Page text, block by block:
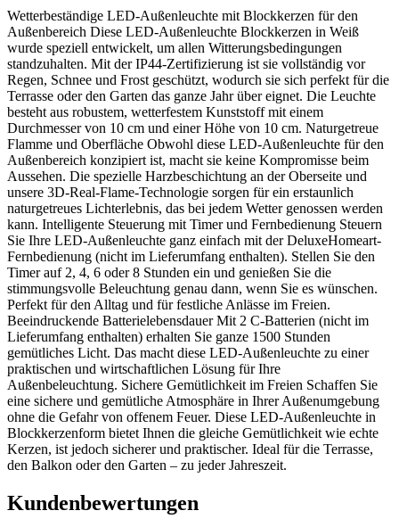
Wetterbeständige LED-Außenleuchte mit Blockkerzen für den
Außenbereich Diese LED-Außenleuchte Blockkerzen in Weiß
wurde speziell entwickelt, um allen Witterungsbedingungen
standzuhalten. Mit der IP44-Zertifizierung ist sie vollständig vor
Regen, Schnee und Frost geschützt, wodurch sie sich perfekt für die
Terrasse oder den Garten das ganze Jahr über eignet. Die Leuchte
besteht aus robustem, wetterfestem Kunststoff mit einem
Durchmesser von 10 cm und einer Höhe von 10 cm. Naturgetreue
Flamme und Oberfläche Obwohl diese LED-Außenleuchte für den
Außenbereich konzipiert ist, macht sie keine Kompromisse beim
Aussehen. Die spezielle Harzbeschichtung an der Oberseite und
unsere 3D-Real-Flame-Technologie sorgen für ein erstaunlich
naturgetreues Lichterlebnis, das bei jedem Wetter genossen werden
kann. Intelligente Steuerung mit Timer und Fernbedienung Steuern
Sie Ihre LED-Außenleuchte ganz einfach mit der DeluxeHomeart-
Fernbedienung (nicht im Lieferumfang enthalten). Stellen Sie den
Timer auf 2, 4, 6 oder 8 Stunden ein und genießen Sie die
stimmungsvolle Beleuchtung genau dann, wenn Sie es wünschen.
Perfekt für den Alltag und für festliche Anlässe im Freien.
Beeindruckende Batterielebensdauer Mit 2 C-Batterien (nicht im
Lieferumfang enthalten) erhalten Sie ganze 1500 Stunden
gemütliches Licht. Das macht diese LED-Außenleuchte zu einer
praktischen und wirtschaftlichen Lösung für Ihre
Außenbeleuchtung. Sichere Gemütlichkeit im Freien Schaffen Sie
eine sichere und gemütliche Atmosphäre in Ihrer Außenumgebung
ohne die Gefahr von offenem Feuer. Diese LED-Außenleuchte in
Blockkerzenform bietet Ihnen die gleiche Gemütlichkeit wie echte
Kerzen, ist jedoch sicherer und praktischer. Ideal für die Terrasse,
den Balkon oder den Garten – zu jeder Jahreszeit.
Kundenbewertungen